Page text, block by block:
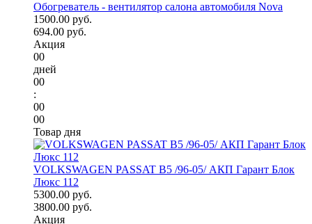
Обогреватель - вентилятор салона автомобиля Nova
1500.00 руб.
694.00 руб.
Акция
00
дней
00
:
00
00
Товар дня
VOLKSWAGEN PASSAT B5 /96-05/ АКП Гарант Блок
Люкс 112
5300.00 руб.
3800.00 руб.
Акция